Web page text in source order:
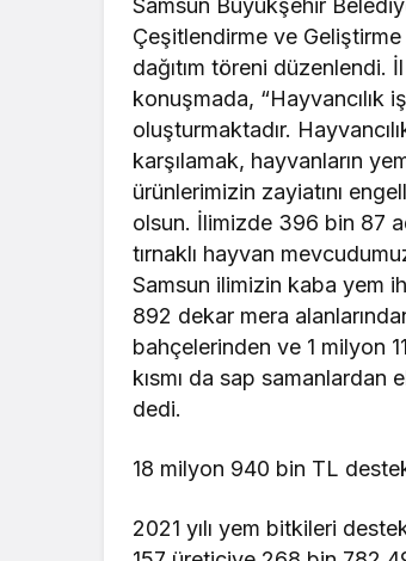
Samsun Büyükşehir
Çeşitlendirme ve
dağıtım töreni düzenlendi.
konuşmada, “Hayvancılık
oluşturmaktadır.
karşılamak, hayvanların
ürünlerimizin zayiatını
olsun. İlimizde 396 bin 87
tırnaklı hayvan
Samsun ilimizin kaba yem
892 dekar mera
bahçelerinden ve 1 milyon
kısmı da sap
dedi.
18 milyon 940 bin TL
2021 yılı yem bitkileri